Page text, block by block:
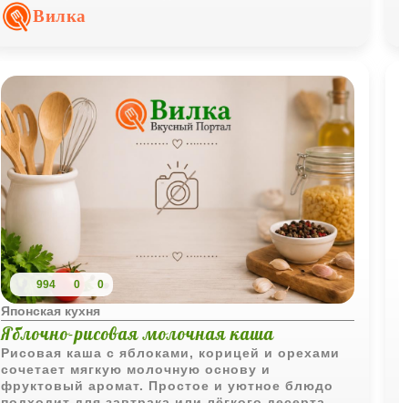
Вилка
994 0 0
Японская кухня
Яблочно-рисовая молочная каша
Рисовая каша с яблоками, корицей и орехами
сочетает мягкую молочную основу и
фруктовый аромат. Простое и уютное блюдо